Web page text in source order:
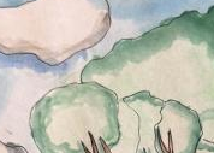
Реклама